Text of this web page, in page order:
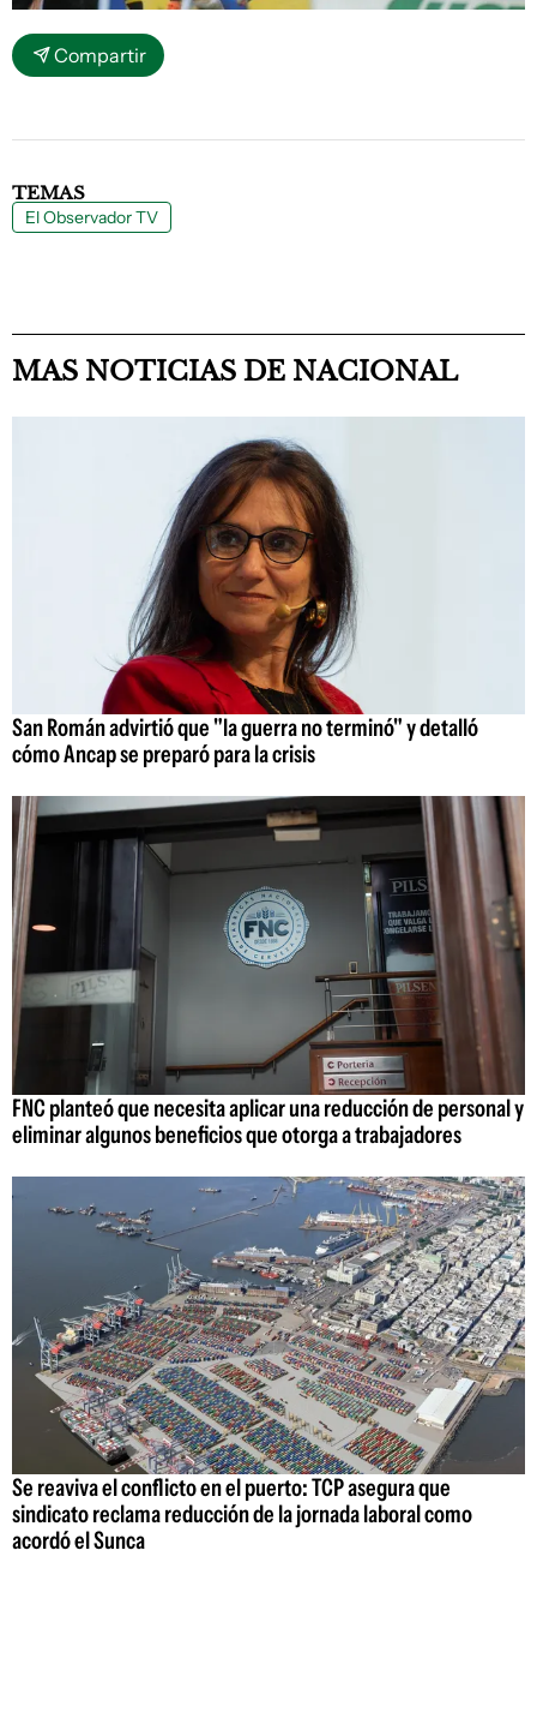
Compartir
TEMAS
El Observador TV
MAS NOTICIAS DE NACIONAL
San Román advirtió que "la guerra no terminó" y detalló
cómo Ancap se preparó para la crisis
FNC planteó que necesita aplicar una reducción de personal y
eliminar algunos beneficios que otorga a trabajadores
Se reaviva el conflicto en el puerto: TCP asegura que
sindicato reclama reducción de la jornada laboral como
acordó el Sunca